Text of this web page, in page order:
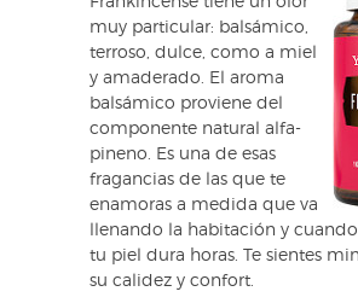
muy particular: balsámico,
terroso, dulce, como a miel
y amaderado. El aroma
balsámico proviene del
componente natural alfa-
pineno. Es una de esas
fragancias de las que te
enamoras a medida que va
llenando la habitación y
tu piel dura horas. Te sientes
su calidez y confort.